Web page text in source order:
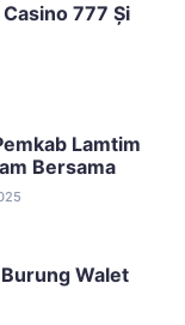
777 Și
Lamtim
Bersama
Walet